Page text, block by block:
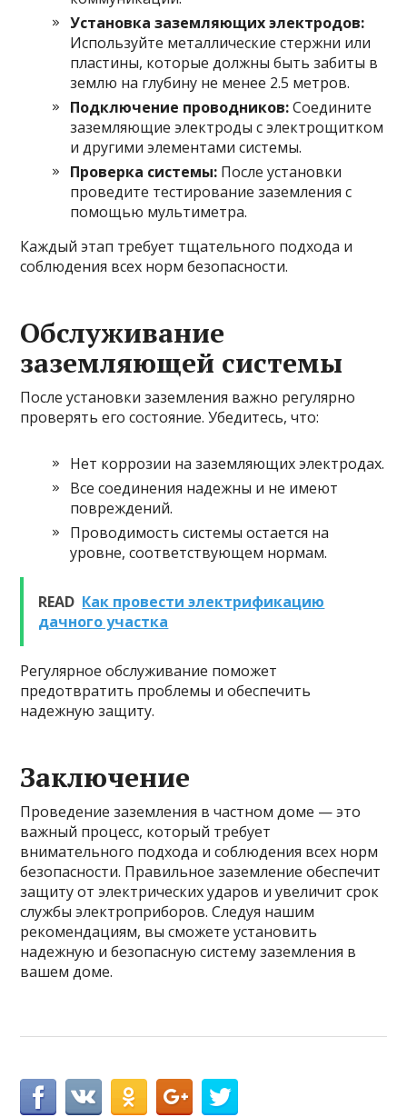
Установка заземляющих электродов:
Используйте металлические стержни или
пластины, которые должны быть забиты в
землю на глубину не менее 2.5 метров.
Подключение проводников:Соедините
заземляющие электроды с электрощитком
и другими элементами системы.
Проверка системы: После установки
проведите тестирование заземления с
помощью мультиметра.
Каждый этап требует тщательного подхода и
соблюдения всех норм безопасности.
Обслуживание
заземляющей системы
После установки заземления важно регулярно
проверять его состояние. Убедитесь, что:
Нет коррозии на заземляющих электродах.
Все соединения надежны и не имеют
повреждений.
Проводимость системы остается на
уровне, соответствующем нормам.
READ Как провести электрификацию
дачного участка
Регулярное обслуживание поможет
предотвратить проблемы и обеспечить
надежную защиту.
Заключение
Проведение заземления в частном доме — это
важный процесс, который требует
внимательного подхода и соблюдения всех норм
безопасности. Правильное заземление обеспечит
защиту от электрических ударов и увеличит срок
службы электроприборов. Следуя нашим
рекомендациям, вы сможете установить
надежную и безопасную систему заземления в
вашем доме.